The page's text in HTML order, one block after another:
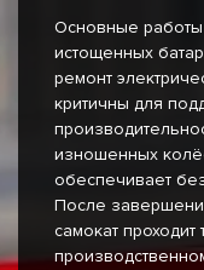
Основные
истощенных
ремонт
критичны для
изношенных
обеспечивает
После
самокат проходит